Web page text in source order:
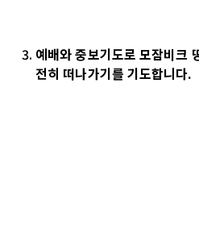
예배와 중보기도로 모잠비크
전히 떠나가기를 기도합니다.